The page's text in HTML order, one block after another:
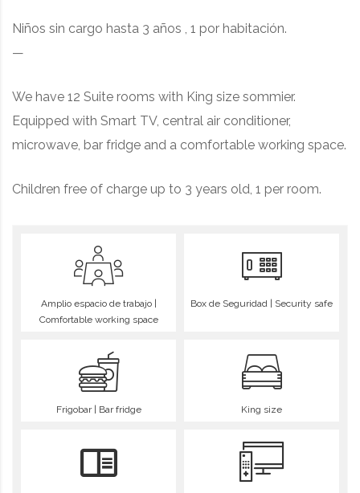
Amplio espacio de trabajo |
Comfortable working space
Box de Seguridad | Security safe
Frigobar | Bar fridge King size
Niños sin cargo hasta 3 años , 1 por habitación.
—
We have 12 Suite rooms with King size sommier.
Equipped with Smart TV, central air conditioner,
microwave, bar fridge and a comfortable working space.
Children free of charge up to 3 years old, 1 per room.